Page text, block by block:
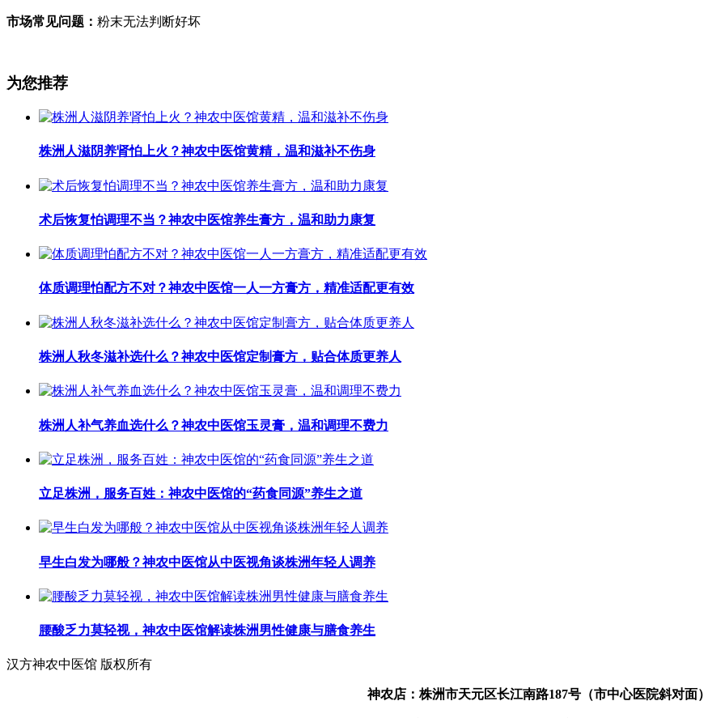
市场常见问题： 粉末无法判断好坏
为您推荐
株洲人滋阴养肾怕上火？神农中医馆黄精，温和滋补不伤身
术后恢复怕调理不当？神农中医馆养生膏方，温和助力康复
体质调理怕配方不对？神农中医馆一人一方膏方，精准适配更有效
株洲人秋冬滋补选什么？神农中医馆定制膏方，贴合体质更养人
株洲人补气养血选什么？神农中医馆玉灵膏，温和调理不费力
立足株洲，服务百姓：神农中医馆的“药食同源”养生之道
早生白发为哪般？神农中医馆从中医视角谈株洲年轻人调养
腰酸乏力莫轻视，神农中医馆解读株洲男性健康与膳食养生
汉方神农中医馆 版权所有
神农店：株洲市天元区长江南路187号（市中心医院斜对面）